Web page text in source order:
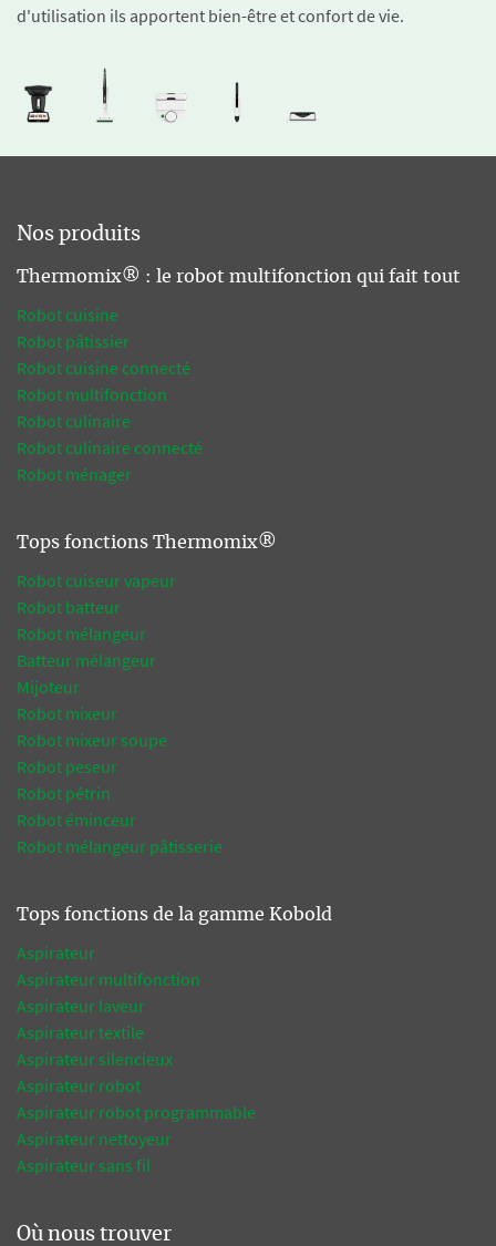
d'utilisation ils apportent bien-être et confort de vie.
Nos produits
Thermomix® : le robot multifonction qui fait tout
Robot cuisine
Robot pâtissier
Robot cuisine connecté
Robot multifonction
Robot culinaire
Robot culinaire connecté
Robot ménager
Tops fonctions Thermomix®
Robot cuiseur vapeur
Robot batteur
Robot mélangeur
Batteur mélangeur
Mijoteur
Robot mixeur
Robot mixeur soupe
Robot peseur
Robot pétrin
Robot éminceur
Robot mélangeur pâtisserie
Tops fonctions de la gamme Kobold
Aspirateur
Aspirateur multifonction
Aspirateur laveur
Aspirateur textile
Aspirateur silencieux
Aspirateur robot
Aspirateur robot programmable
Aspirateur nettoyeur
Aspirateur sans fil
Où nous trouver